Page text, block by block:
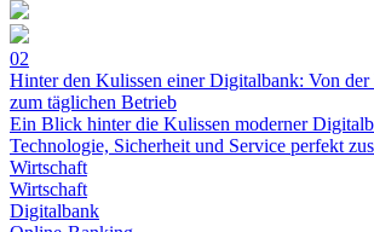
02
Hinter den Kulissen einer Digitalbank: Von
zum täglichen Betrieb
Ein Blick hinter die Kulissen moderner
Technologie, Sicherheit und Service perfekt
Wirtschaft
Wirtschaft
Digitalbank